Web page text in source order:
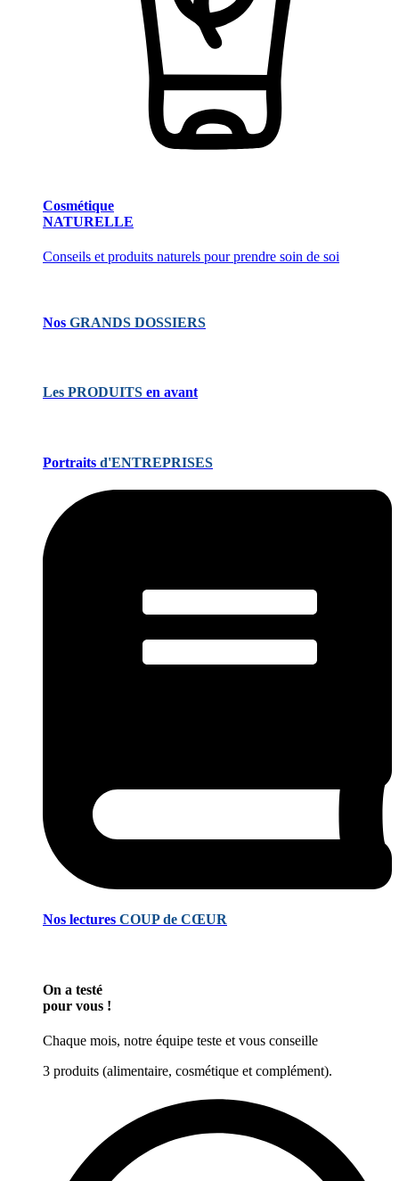
Cosmétique
NATURELLE
Conseils et produits naturels pour prendre soin de soi
Nos GRANDS DOSSIERS
Les PRODUITS en avant
Portraits d'ENTREPRISES
Nos lectures COUP de CŒUR
On a testé
pour vous !
Chaque mois, notre équipe teste et vous conseille
3 produits (alimentaire, cosmétique et complément).